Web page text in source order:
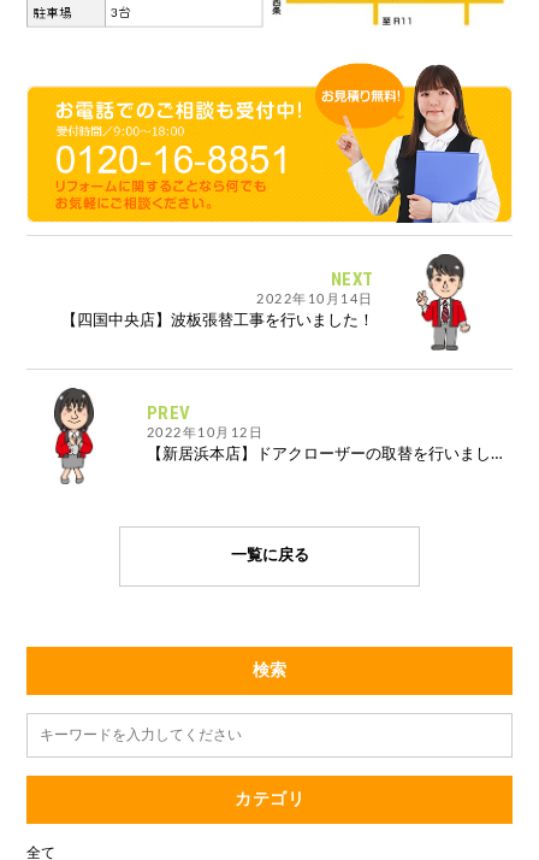
PREV
2022年10月12日
【新居浜本店】ドアクローザーの取替を行いました。
NEXT
2022年10月14日
【四国中央店】波板張替工事を行いました！
一覧に戻る
検索
カテゴリ
全て